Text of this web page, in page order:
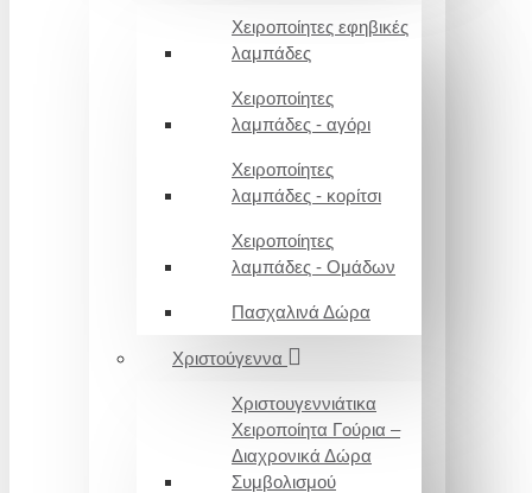
Χειροποίητες εφηβικές
λαμπάδες
Χειροποίητες
λαμπάδες - αγόρι
Χειροποίητες
λαμπάδες - κορίτσι
Χειροποίητες
λαμπάδες - Ομάδων
Πασχαλινά Δώρα
Χριστούγεννα
Χριστουγεννιάτικα
Χειροποίητα Γούρια –
Διαχρονικά Δώρα
Συμβολισμού